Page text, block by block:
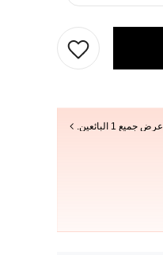
عرض جميع 1 البائعين.